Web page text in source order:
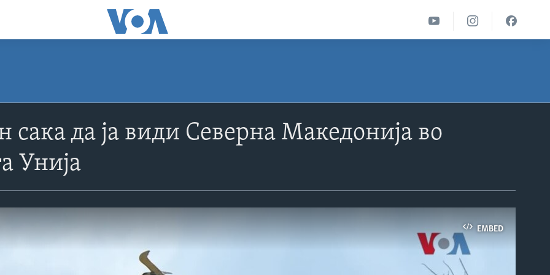
сака да ја види Северна Македонија во
Унија
EMBED